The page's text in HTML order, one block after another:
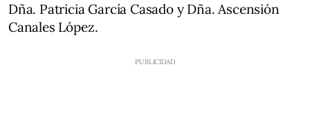
Dña. Patricia García Casado y Dña. Ascensión
Canales López.